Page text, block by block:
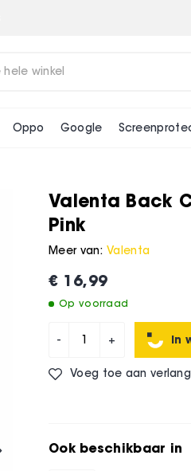
Oppo Google
Valenta Back
Pink
€ 16,99
Op voorraad
- + In
Voeg toe aan
Meer van: Valenta
Ook beschikbaar in